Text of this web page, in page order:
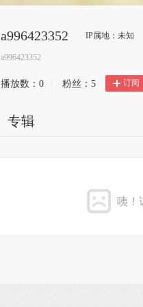
a996423352 IP属地：未知
a996423352
播放数： 0 粉丝： 5 订阅
专辑
咦！